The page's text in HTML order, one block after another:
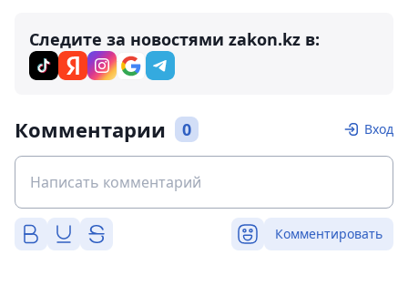
Следите за новостями zakon.kz в:
Комментарии 0 Вход
Комментировать